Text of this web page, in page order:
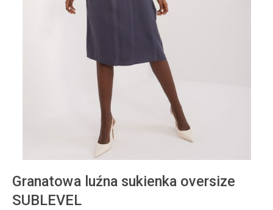
Granatowa luźna sukienka oversize
SUBLEVEL